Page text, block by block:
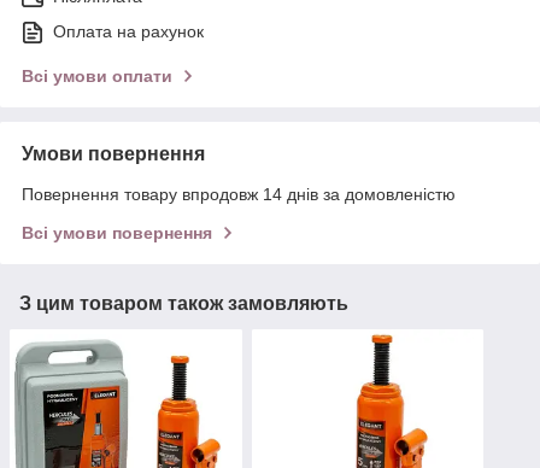
Оплата на рахунок
Всі умови оплати
Умови повернення
Повернення товару впродовж 14 днів за домовленістю
Всі умови повернення
З цим товаром також замовляють